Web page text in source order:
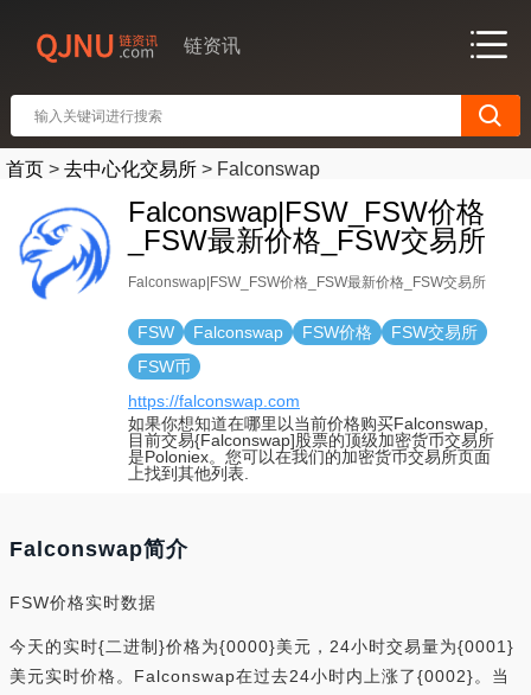
链资讯
首页 > 去中心化交易所 > Falconswap
Falconswap|FSW_FSW价格
_FSW最新价格_FSW交易所
Falconswap|FSW_FSW价格_FSW最新价格_FSW交易所
FSW Falconswap FSW价格
FSW交易所
FSW币
https://falconswap.com
如果你想知道在哪里以当前价格购买Falconswap,
目前交易{Falconswap]股票的顶级加密货币交易所
是Poloniex。您可以在我们的加密货币交易所页面
上找到其他列表.
Falconswap简介
FSW价格实时数据
今天的实时{二进制}价格为{0000}美元，24小时交易量为{0001}
美元实时价格。Falconswap在过去24小时内上涨了{0002}。当